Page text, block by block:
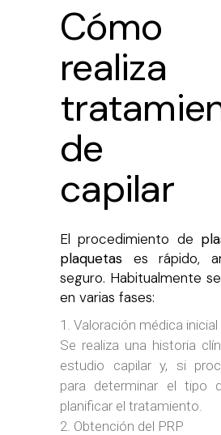
de
capilar
El procedimiento de
plaquetas es rápido,
seguro. Habitualmente
en varias fases:
Valoración médica inicial
Se realiza una historia
estudio capilar y, si
para determinar el tipo
planificar el tratamiento.
Obtención del PRP